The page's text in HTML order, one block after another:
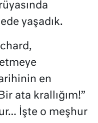
yaşadık.
en
ata krallığım!”
İşte o meşhur